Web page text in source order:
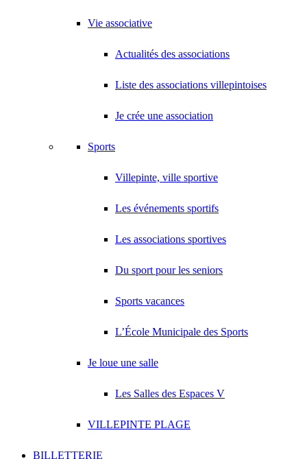
Vie associative
Actualités des associations
Liste des associations villepintoises
Je crée une association
Sports
Villepinte, ville sportive
Les événements sportifs
Les associations sportives
Du sport pour les seniors
Sports vacances
L’École Municipale des Sports
Je loue une salle
Les Salles des Espaces V
VILLEPINTE PLAGE
BILLETTERIE